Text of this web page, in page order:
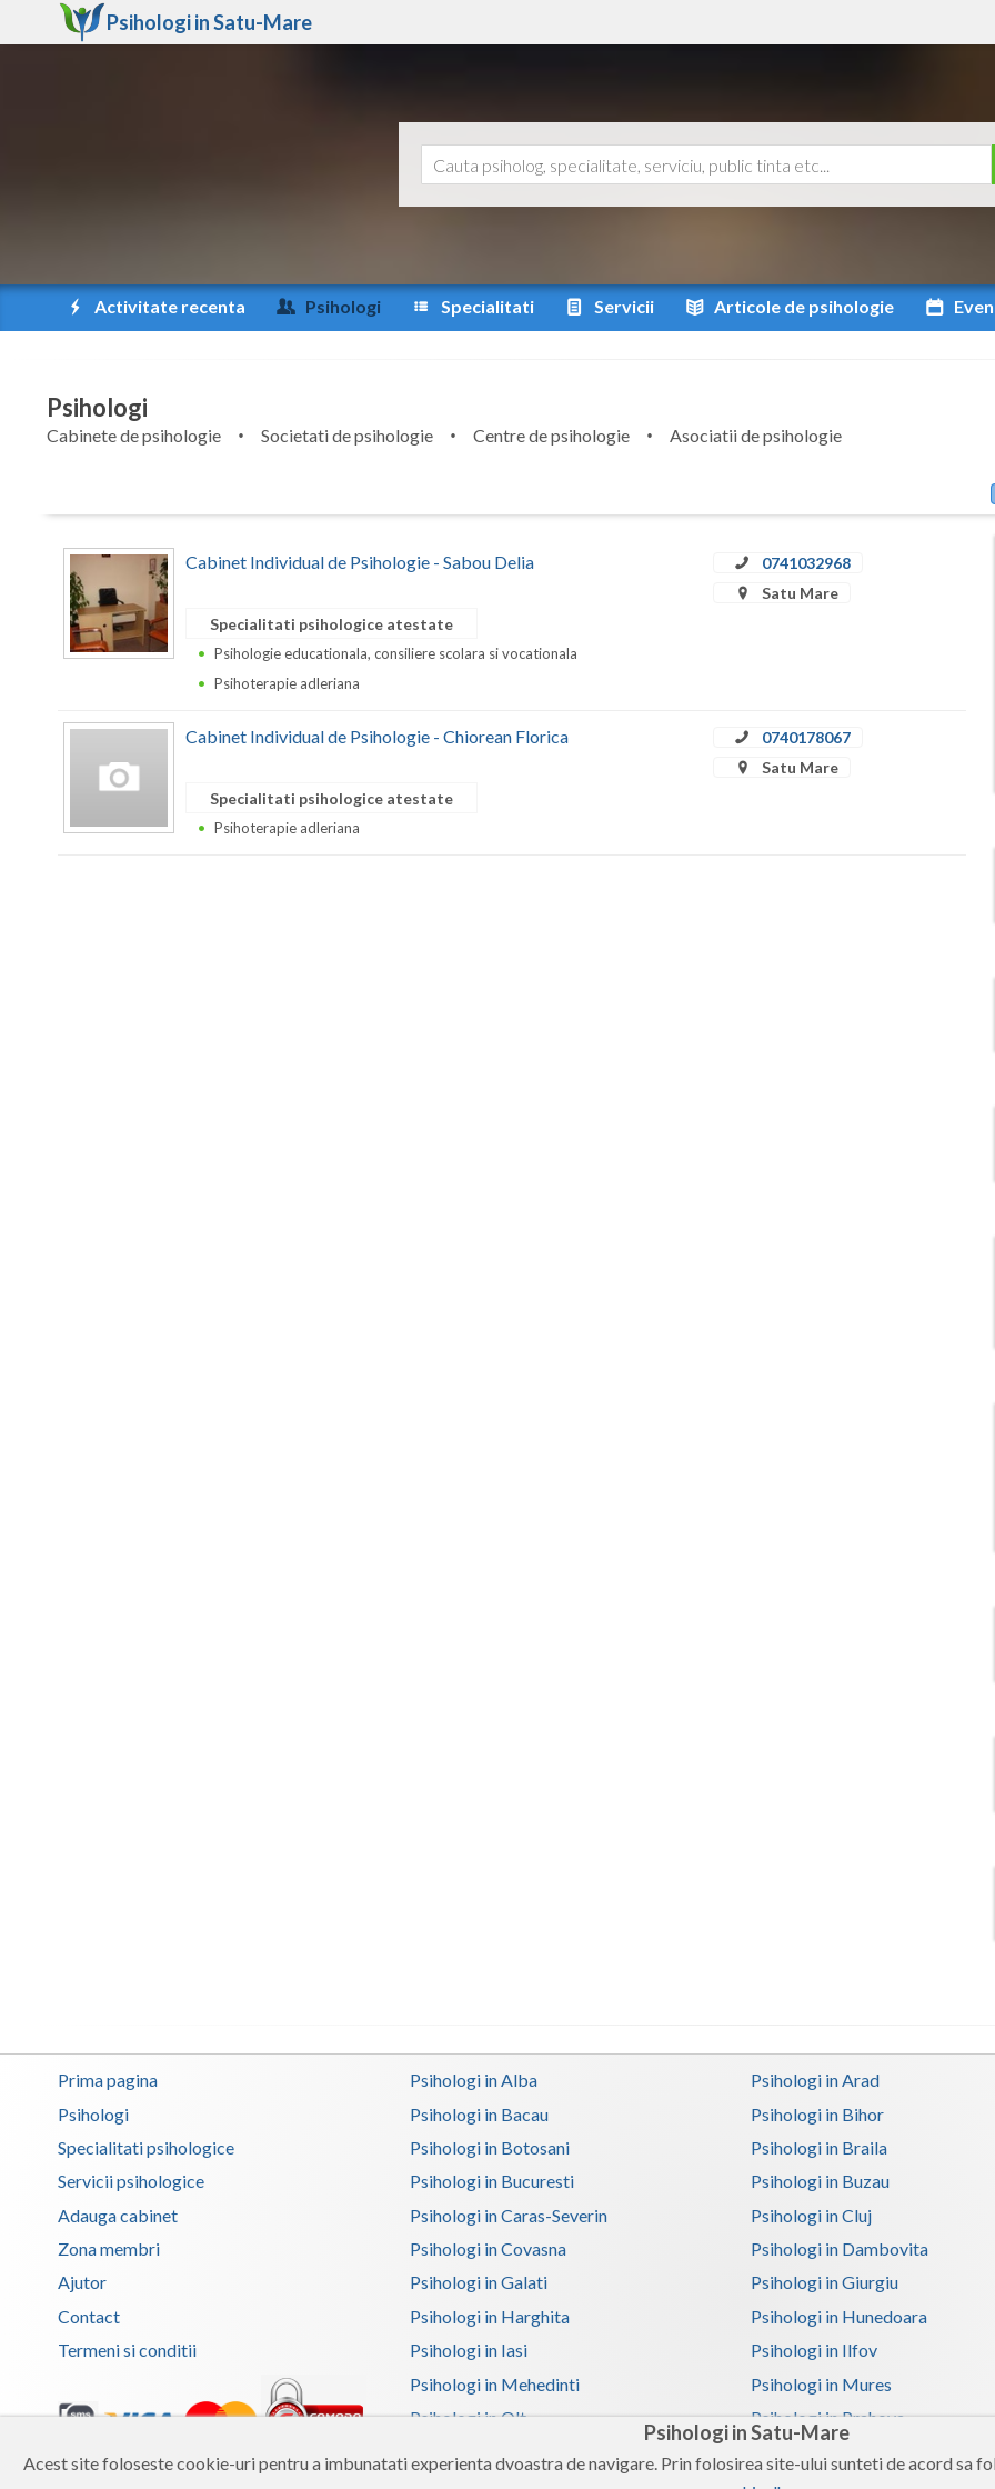
Psihologi in Satu-Mare
Acest site foloseste cookie-uri pentru a imbunatati experienta dvoastra de navigare. Prin folosirea site-ului sunteti de acord sa
Psihologi inSatu-Mare
Activitate recenta Psihologi Specialitati Servicii Articole de psihologie
Psihologi
Cabinete de psihologie Societati de psihologie Centre de psihologie
Asociatii de psihologie
Cabinet Individual de Psihologie - Sabou Delia
0741032968
Satu Mare
Specialitati psihologice atestate
Psihologie educationala, consiliere scolara si vocationala
Psihoterapie adleriana
Cabinet Individual de Psihologie - Chiorean Florica
0740178067
Satu Mare
Specialitati psihologice atestate
Psihoterapie adleriana
Prima pagina
Psihologi
Specialitati psihologice
Servicii psihologice
Adauga cabinet
Zona membri
Ajutor
Contact
Termeni si conditii
Copyright 2026 Reframing SRL
Psihologi in Alba Psihologi in Arad
Psihologi in Bacau
Psihologi in Bihor
Psihologi in Botosani
Psihologi in Braila
Psihologi in Bucuresti
Psihologi in Buzau
Psihologi in Caras-Severin
Psihologi in Cluj
Psihologi in Covasna
Psihologi in Dambovita
Psihologi in Galati
Psihologi in Giurgiu
Psihologi in Harghita
Psihologi in Hunedoara
Psihologi in Iasi
Psihologi in Ilfov
Psihologi in Mehedinti
Psihologi in Mures
Psihologi in Olt
Psihologi in Prahova
Psihologi in Timis